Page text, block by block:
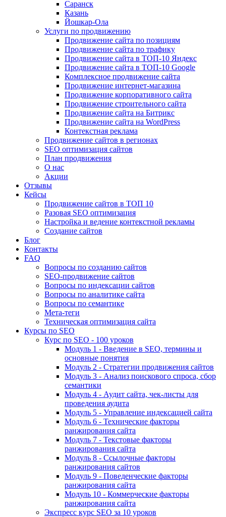
Саранск
Казань
Йошкар-Ола
Услуги по продвижению
Продвижение сайта по позициям
Продвижение сайта по трафику
Продвижение сайта в ТОП-10 Яндекс
Продвижение сайта в ТОП-10 Google
Комплексное продвижение сайта
Продвижение интернет-магазина
Продвижение корпоративного сайта
Продвижение строительного сайта
Продвижение сайта на Битрикс
Продвижение сайта на WordPress
Контекстная реклама
Продвижение сайтов в регионах
SEO оптимизация сайтов
План продвижения
О нас
Акции
Отзывы
Кейсы
Продвижение сайтов в ТОП 10
Разовая SEO оптимизация
Настройка и ведение контекстной рекламы
Создание сайтов
Блог
Контакты
FAQ
Вопросы по созданию сайтов
SEO-продвижение сайтов
Вопросы по индексации сайтов
Вопросы по аналитике сайта
Вопросы по семантике
Мета-теги
Техническая оптимизация сайта
Курсы по SEO
Курс по SEO - 100 уроков
Модуль 1 - Введение в SEO, термины и
основные понятия
Модуль 2 - Стратегии продвижения сайтов
Модуль 3 - Анализ поискового спроса, сбор
семантики
Модуль 4 - Аудит сайта, чек-листы для
проведения аудита
Модуль 5 - Управление индексацией сайта
Модуль 6 - Технические факторы
ранжирования сайта
Модуль 7 - Текстовые факторы
ранжирования сайта
Модуль 8 - Ссылочные факторы
ранжирования сайтов
Модуль 9 - Поведенческие факторы
ранжирования сайта
Модуль 10 - Коммерческие факторы
ранжирования сайта
Экспресс курс SEO за 10 уроков